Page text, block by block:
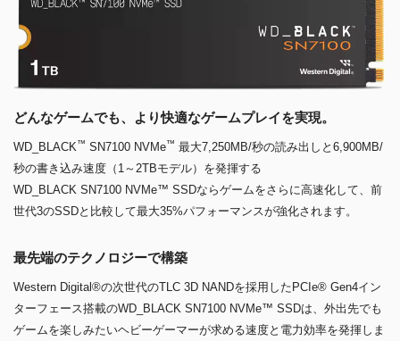
どんなゲームでも、より快適なゲームプレイを実現。
WD_BLACK™ SN7100 NVMe™ 最大7,250MB/秒の読み出しと6,900MB/
秒の書き込み速度（1～2TBモデル）を発揮する
WD_BLACK SN7100 NVMe™ SSDならゲームをさらに高速化して、前
世代3のSSDと比較して最大35%パフォーマンスが強化されます。
最先端のテクノロジーで構築
Western Digital®の次世代のTLC 3D NANDを採用したPCIe® Gen4イン
ターフェース搭載のWD_BLACK SN7100 NVMe™ SSDは、外出先でも
ゲームを楽しみたいヘビーゲーマーが求める速度と電力効率を発揮しま